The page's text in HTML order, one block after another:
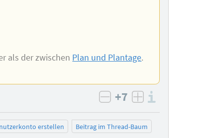
als der zwischen Plan und Plantage.
negativ bewerten
+7 positiv
erstellen Beitrag im Thread-Baum